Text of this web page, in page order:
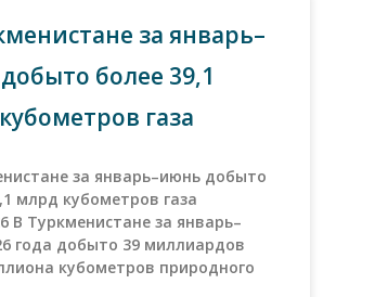
за январь–
более 39,1
газа
за январь–июнь добыто
млрд кубометров газа
В Туркменистане за январь–
года добыто 39 миллиардов
кубометров природного